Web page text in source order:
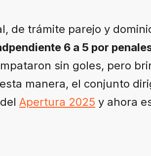
de trámite parejo y
6 a 5 por
sin goles, pero
manera, el conjunto
Apertura 2025 y ahora